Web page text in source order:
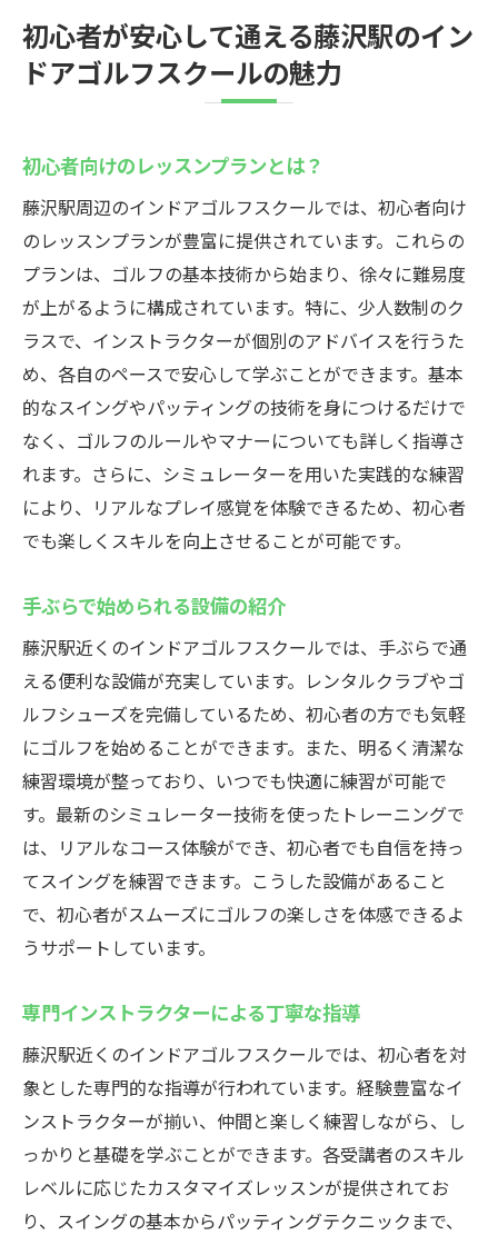
初心者が安心して通える藤沢駅のイン
ドアゴルフスクールの魅力
初心者向けのレッスンプランとは？
藤沢駅周辺のインドアゴルフスクールでは、初心者向け
のレッスンプランが豊富に提供されています。これらの
プランは、ゴルフの基本技術から始まり、徐々に難易度
が上がるように構成されています。特に、少人数制のク
ラスで、インストラクターが個別のアドバイスを行うた
め、各自のペースで安心して学ぶことができます。基本
的なスイングやパッティングの技術を身につけるだけで
なく、ゴルフのルールやマナーについても詳しく指導さ
れます。さらに、シミュレーターを用いた実践的な練習
により、リアルなプレイ感覚を体験できるため、初心者
でも楽しくスキルを向上させることが可能です。
手ぶらで始められる設備の紹介
藤沢駅近くのインドアゴルフスクールでは、手ぶらで通
える便利な設備が充実しています。レンタルクラブやゴ
ルフシューズを完備しているため、初心者の方でも気軽
にゴルフを始めることができます。また、明るく清潔な
練習環境が整っており、いつでも快適に練習が可能で
す。最新のシミュレーター技術を使ったトレーニングで
は、リアルなコース体験ができ、初心者でも自信を持っ
てスイングを練習できます。こうした設備があること
で、初心者がスムーズにゴルフの楽しさを体感できるよ
うサポートしています。
専門インストラクターによる丁寧な指導
藤沢駅近くのインドアゴルフスクールでは、初心者を対
象とした専門的な指導が行われています。経験豊富なイ
ンストラクターが揃い、仲間と楽しく練習しながら、し
っかりと基礎を学ぶことができます。各受講者のスキル
レベルに応じたカスタマイズレッスンが提供されてお
り、スイングの基本からパッティングテクニックまで、